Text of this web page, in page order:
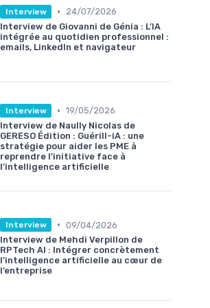
Interview •
24/07/2026
Interview de Giovanni de Génia : L’IA
intégrée au quotidien professionnel :
emails, LinkedIn et navigateur
Interview • 19/05/2026
Interview de Naully Nicolas de
GERESO Édition : Guérill-iA : une
stratégie pour aider les PME à
reprendre l’initiative face à
l’intelligence artificielle
Interview • 09/04/2026
Interview de Mehdi Verpillon de
RPTech AI : Intégrer concrètement
l’intelligence artificielle au cœur de
l’entreprise